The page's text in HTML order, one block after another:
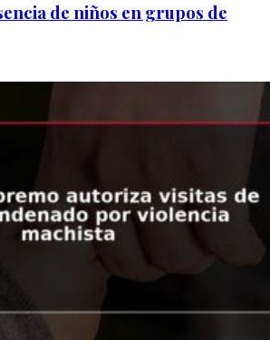
de niños en grupos de